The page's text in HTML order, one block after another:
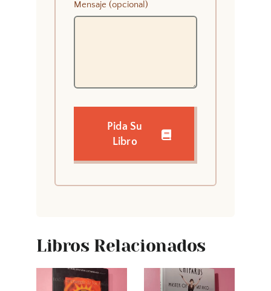
Mensaje (opcional)
Pida Su
Libro
Libros Relacionados